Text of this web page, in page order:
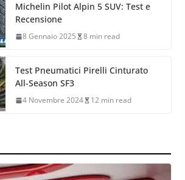
Michelin Pilot Alpin 5 SUV: Test e
Recensione
8 Gennaio 2025 8 min read
Test Pneumatici Pirelli Cinturato
All-Season SF3
4 Novembre 2024 12 min read